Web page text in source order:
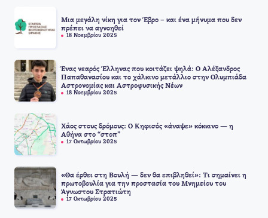
Μια μεγάλη νίκη για τον Έβρο – και ένα μήνυμα που δεν
πρέπει να αγνοηθεί
18 Νοεμβρίου 2025
Ένας νεαρός Έλληνας που κοιτάζει ψηλά: Ο Αλέξανδρος
Παπαθανασίου και το χάλκινο μετάλλιο στην Ολυμπιάδα
Αστρονομίας και Αστροφυσικής Νέων
18 Νοεμβρίου 2025
Χάος στους δρόμους: Ο Κηφισός «άναψε» κόκκινο — η
Αθήνα στο “στοπ”
17 Οκτωβρίου 2025
«Θα έρθει στη Βουλή — δεν θα επιβληθεί»: Τι σημαίνει η
πρωτοβουλία για την προστασία του Μνημείου του
Άγνωστου Στρατιώτη
17 Οκτωβρίου 2025